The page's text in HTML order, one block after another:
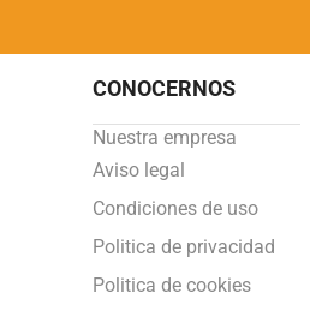
CONOCERNOS
Nuestra empresa
Aviso legal
Condiciones de uso
Politica de privacidad
Politica de cookies